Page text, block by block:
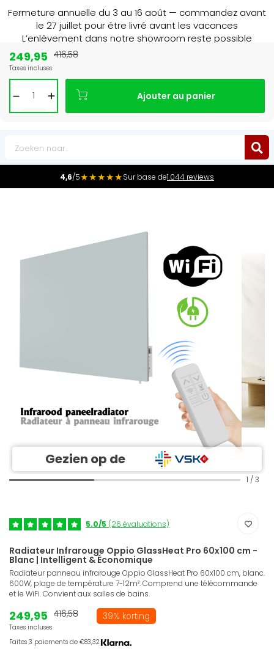
Fermeture annuelle du 3 au 16 août — commandez avant
le 27 juillet pour être livré avant les vacances
L’enlèvement dans notre showroom reste possible
4,6/5★★★★★Sur base de1.044 reviews
Gezien op de
1 / 3
5.0/5 (26 évaluations)
Radiateur Infrarouge Oppio GlassHeat Pro 60x100 cm -
Blanc | Intelligent & Économique
Radiateur panneau infrarouge Oppio GlassHeat Pro 60x100 cm, blanc.
600W, plage de température 7-12m². Comprend une télécommande
et le WiFi. Convient aux salles de bains.
249,95
Taxes incluses
416,58 39% korting
Faites 3 paiements de €83,32.
249,95
Taxes incluses
416,58
Ajouter au panier